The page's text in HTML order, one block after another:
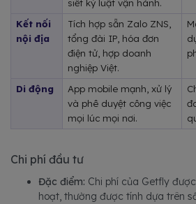
siết kỷ luật vận hành.
Kết nối
nội địa
Tích hợp sẵn Zalo ZNS,
tổng đài IP, hóa đơn
điện tử, hợp doanh
nghiệp Việt.
Di động
App mobile mạnh, xử lý
và phê duyệt công việc
mọi lúc mọi nơi.
Chi phí đầu tư
Đặc điểm: Chi phí của Getfly
hoạt, thường được tính dựa trên